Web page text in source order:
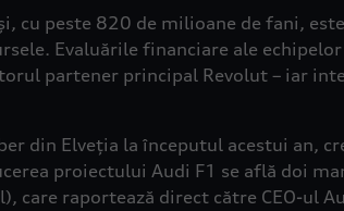
cu peste 820 de milioane de fani,
Evaluările financiare ale
partener principal Revolut – iar
din Elveția la începutul acestui an,
proiectului Audi F1 se află doi
raportează direct către CEO-ul